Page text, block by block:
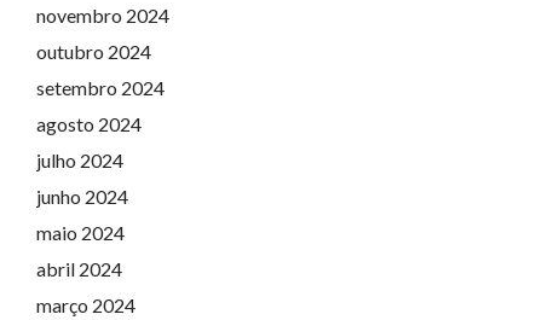
novembro 2024
outubro 2024
setembro 2024
agosto 2024
julho 2024
junho 2024
maio 2024
abril 2024
março 2024